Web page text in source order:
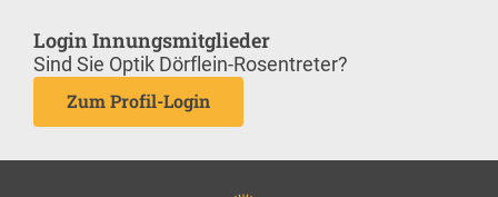
Login Innungsmitglieder
Sind Sie Optik Dörflein-Rosentreter?
Zum Profil-Login